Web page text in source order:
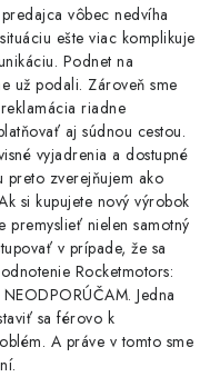
vôbec nedvíha
ešte viac komplikuje
Podnet na
už podali. Zároveň sme
riadne
aj súdnou cestou.
vyjadrenia a dostupné
preto zverejňujem ako
si kupujete nový výrobok
premyslieť nielen samotný
v prípade, že sa
Rocketmotors:
Jedna
sa férovo k
A práve v tomto sme